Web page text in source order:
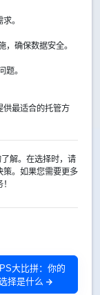
。
，确保数据安全。
题。
供最适合的托管方
解。在选择时，请
策。如果您需要更多
大比拼：你的
择是什么